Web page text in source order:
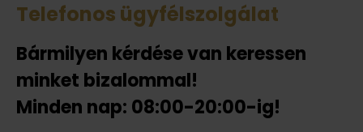
Telefonos ügyfélszolgálat
Bármilyen kérdése van keressen
minket bizalommal!
Minden nap: 08:00-20:00-ig!